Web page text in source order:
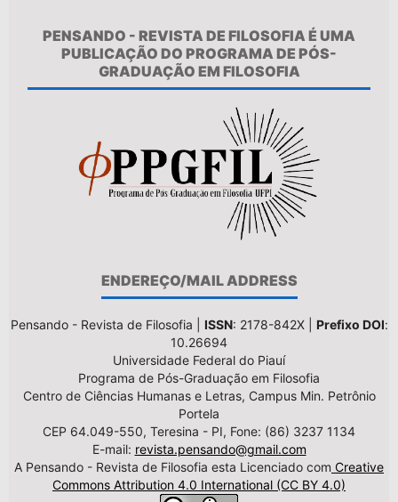
PENSANDO - REVISTA DE FILOSOFIA É UMA
PUBLICAÇÃO DO PROGRAMA DE PÓS-
GRADUAÇÃO EM FILOSOFIA
ENDEREÇO/MAIL ADDRESS
Pensando - Revista de Filosofia | ISSN: 2178-842X | Prefixo DOI:
10.26694
Universidade Federal do Piauí
Programa de Pós-Graduação em Filosofia
Centro de Ciências Humanas e Letras, Campus Min. Petrônio
Portela
CEP 64.049-550, Teresina - PI, Fone: (86) 3237 1134
E-mail: revista.pensando@gmail.com
A Pensando - Revista de Filosofia esta Licenciado com Creative
Commons Attribution 4.0 International (CC BY 4.0)